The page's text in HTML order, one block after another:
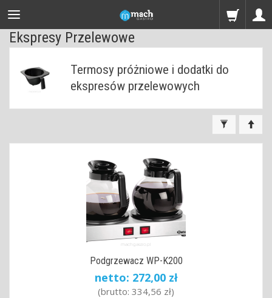
Ekspresy Przelewowe
Termosy próżniowe i dodatki do
ekspresów przelewowych
Podgrzewacz WP-K200
netto: 272,00 zł
(brutto: 334,56 zł)